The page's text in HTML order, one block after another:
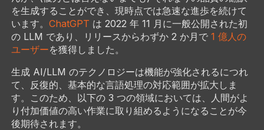
を生成することができ、現時点では急速な進歩を続けて
います。 ChatGPT は 2022 年 11 月に一般公開された初
の LLM であり、リリースからわずか 2 か月で 1 億人の
ユーザーを獲得しました。
生成 AI/LLM のテクノロジーは機能が強化されるにつれ
て、反復的、基本的な言語処理の対応範囲が拡大しま
す。このため、以下の 3 つの領域においては、人間がよ
り付加価値の高い作業に取り組めるようになることが今
後期待されます。